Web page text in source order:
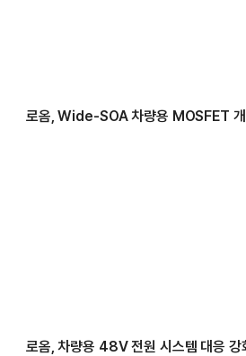
로옴, Wide-SOA 차량용 MOSFET 개
로옴, 차량용 48V 전원 시스템 대응 강